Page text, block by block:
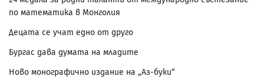
по математика в Монголия
Децата се учат едно от друго
Бургас дава думата на младите
Ново монографично издание на „Аз-буки“